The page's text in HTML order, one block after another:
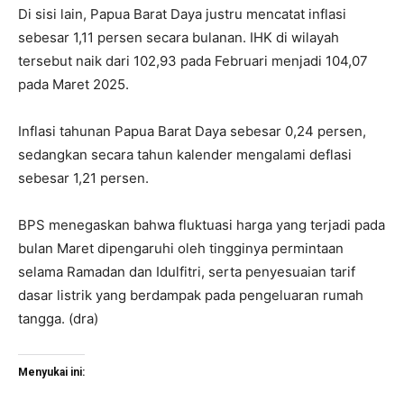
Di sisi lain, Papua Barat Daya justru mencatat inflasi
sebesar 1,11 persen secara bulanan. IHK di wilayah
tersebut naik dari 102,93 pada Februari menjadi 104,07
pada Maret 2025.
Inflasi tahunan Papua Barat Daya sebesar 0,24 persen,
sedangkan secara tahun kalender mengalami deflasi
sebesar 1,21 persen.
BPS menegaskan bahwa fluktuasi harga yang terjadi pada
bulan Maret dipengaruhi oleh tingginya permintaan
selama Ramadan dan Idulfitri, serta penyesuaian tarif
dasar listrik yang berdampak pada pengeluaran rumah
tangga. (dra)
Menyukai ini: